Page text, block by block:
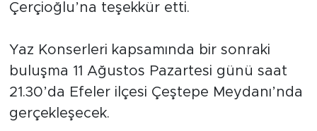
Çerçioğlu’na teşekkür etti.
Yaz Konserleri kapsamında bir sonraki
buluşma 11 Ağustos Pazartesi günü saat
21.30’da Efeler ilçesi Çeştepe Meydanı’nda
gerçekleşecek.